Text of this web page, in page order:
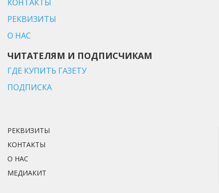
КОНТАКТЫ
РЕКВИЗИТЫ
О НАС
ЧИТАТЕЛЯМ И ПОДПИСЧИКАМ
ГДЕ КУПИТЬ ГАЗЕТУ
ПОДПИСКА
РЕКВИЗИТЫ
КОНТАКТЫ
О НАС
МЕДИАКИТ